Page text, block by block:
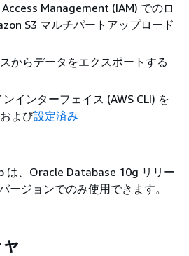
Management (IAM) でのロ
S3 マルチパートアップロード
からデータをエクスポートする
インターフェイス (AWS CLI) を
および設定済み
は、Oracle Database 10g リリー
ージョンでのみ使用できます。